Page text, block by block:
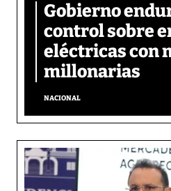
Gobierno
control sobre
eléctricas con
millonarias
NACIONAL